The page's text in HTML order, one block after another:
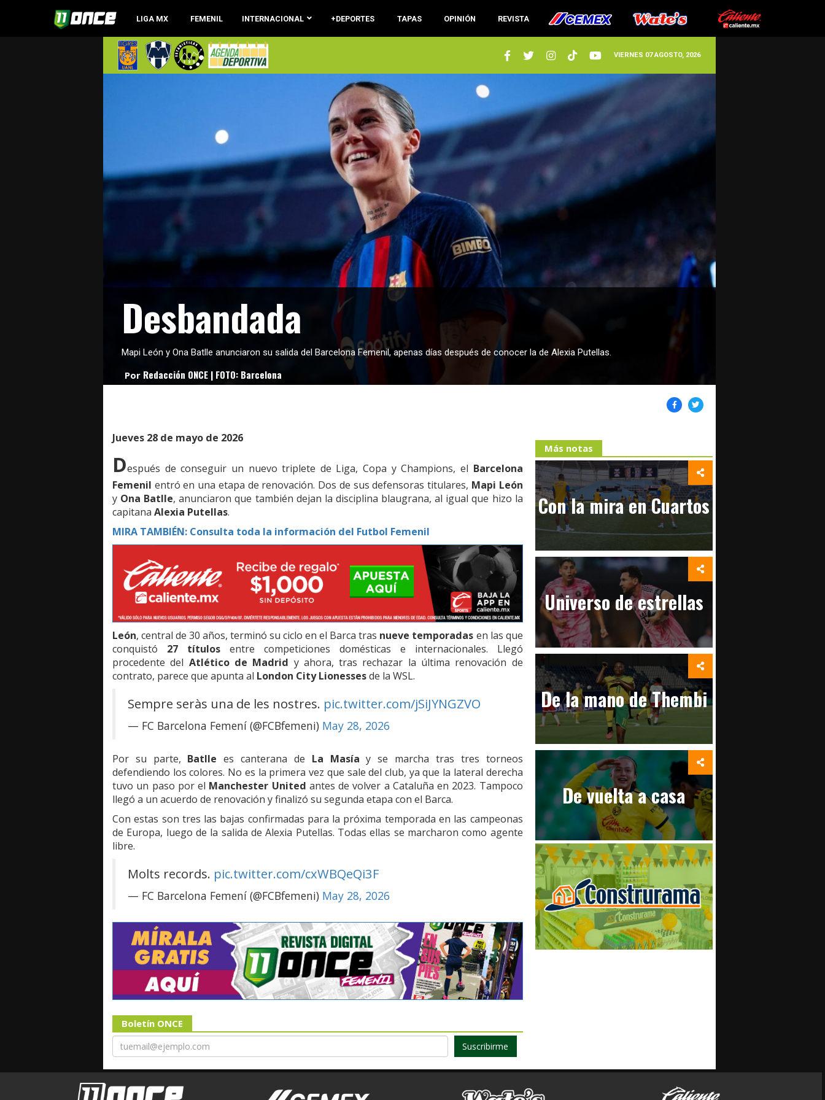
LIGA MX FEMENIL INTERNACIONAL +DEPORTES TAPAS OPINIÓN REVISTA
VIERNES 07 AGOSTO, 2026
Desbandada
Mapi León y Ona Batlle anunciaron su salida del Barcelona Femenil, apenas días después de conocer la de Alexia Putellas.
Por Redacción ONCE | FOTO: Barcelona
Jueves 28 de mayo de 2026
Después de conseguir un nuevo triplete de Liga, Copa y Champions, el Barcelona
Femenil entró en una etapa de renovación. Dos de sus defensoras titulares, Mapi León
y Ona Batlle, anunciaron que también dejan la disciplina blaugrana, al igual que hizo la
capitana Alexia Putellas.
MIRA TAMBIÉN: Consulta toda la información del Futbol Femenil
León, central de 30 años, terminó su ciclo en el Barca tras nueve temporadas en las que
conquistó 27 títulosentre competiciones domésticas e internacionales. Llegó
procedente del Atlético de Madrid y ahora, tras rechazar la última renovación de
contrato, parece que apunta al London City Lionessesde la WSL.
Sempre seràs una de les nostres. pic.twitter.com/jSiJYNGZVO
— FC Barcelona Femení (@FCBfemeni) May 28, 2026
Por su parte, Batlle es canterana de La Masía y se marcha tras tres torneos
defendiendo los colores. No es la primera vez que sale del club, ya que la lateral derecha
tuvo un paso por el Manchester United antes de volver a Cataluña en 2023. Tampoco
llegó a un acuerdo de renovación y finalizó su segunda etapa con el Barca.
Con estas son tres las bajas confirmadas para la próxima temporada en las campeonas
de Europa, luego de la salida de Alexia Putellas. Todas ellas se marcharon como agente
libre.
Molts records. pic.twitter.com/cxWBQeQi3F
— FC Barcelona Femení (@FCBfemeni) May 28, 2026
Boletín ONCE
Suscribirme
Más notas
Con la mira en Cuartos
Universo de estrellas
De la mano de Thembi
De vuelta a casa